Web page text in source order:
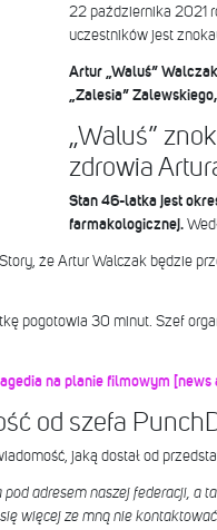
22 października 2021
uczestników jest
Artur „Waluś”
„Zalesia”
„Waluś”
zdrowia
Stan 46-latka jest
farmakologicznej.
że Artur Walczak będzie
pogotowia 30 minut. Szef
na planie filmowym [news
od szefa
jaką dostał od
adresem naszej federacji, a
więcej ze mną nie